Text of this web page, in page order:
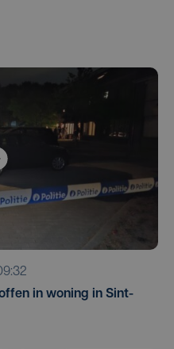
in woning in Sint-